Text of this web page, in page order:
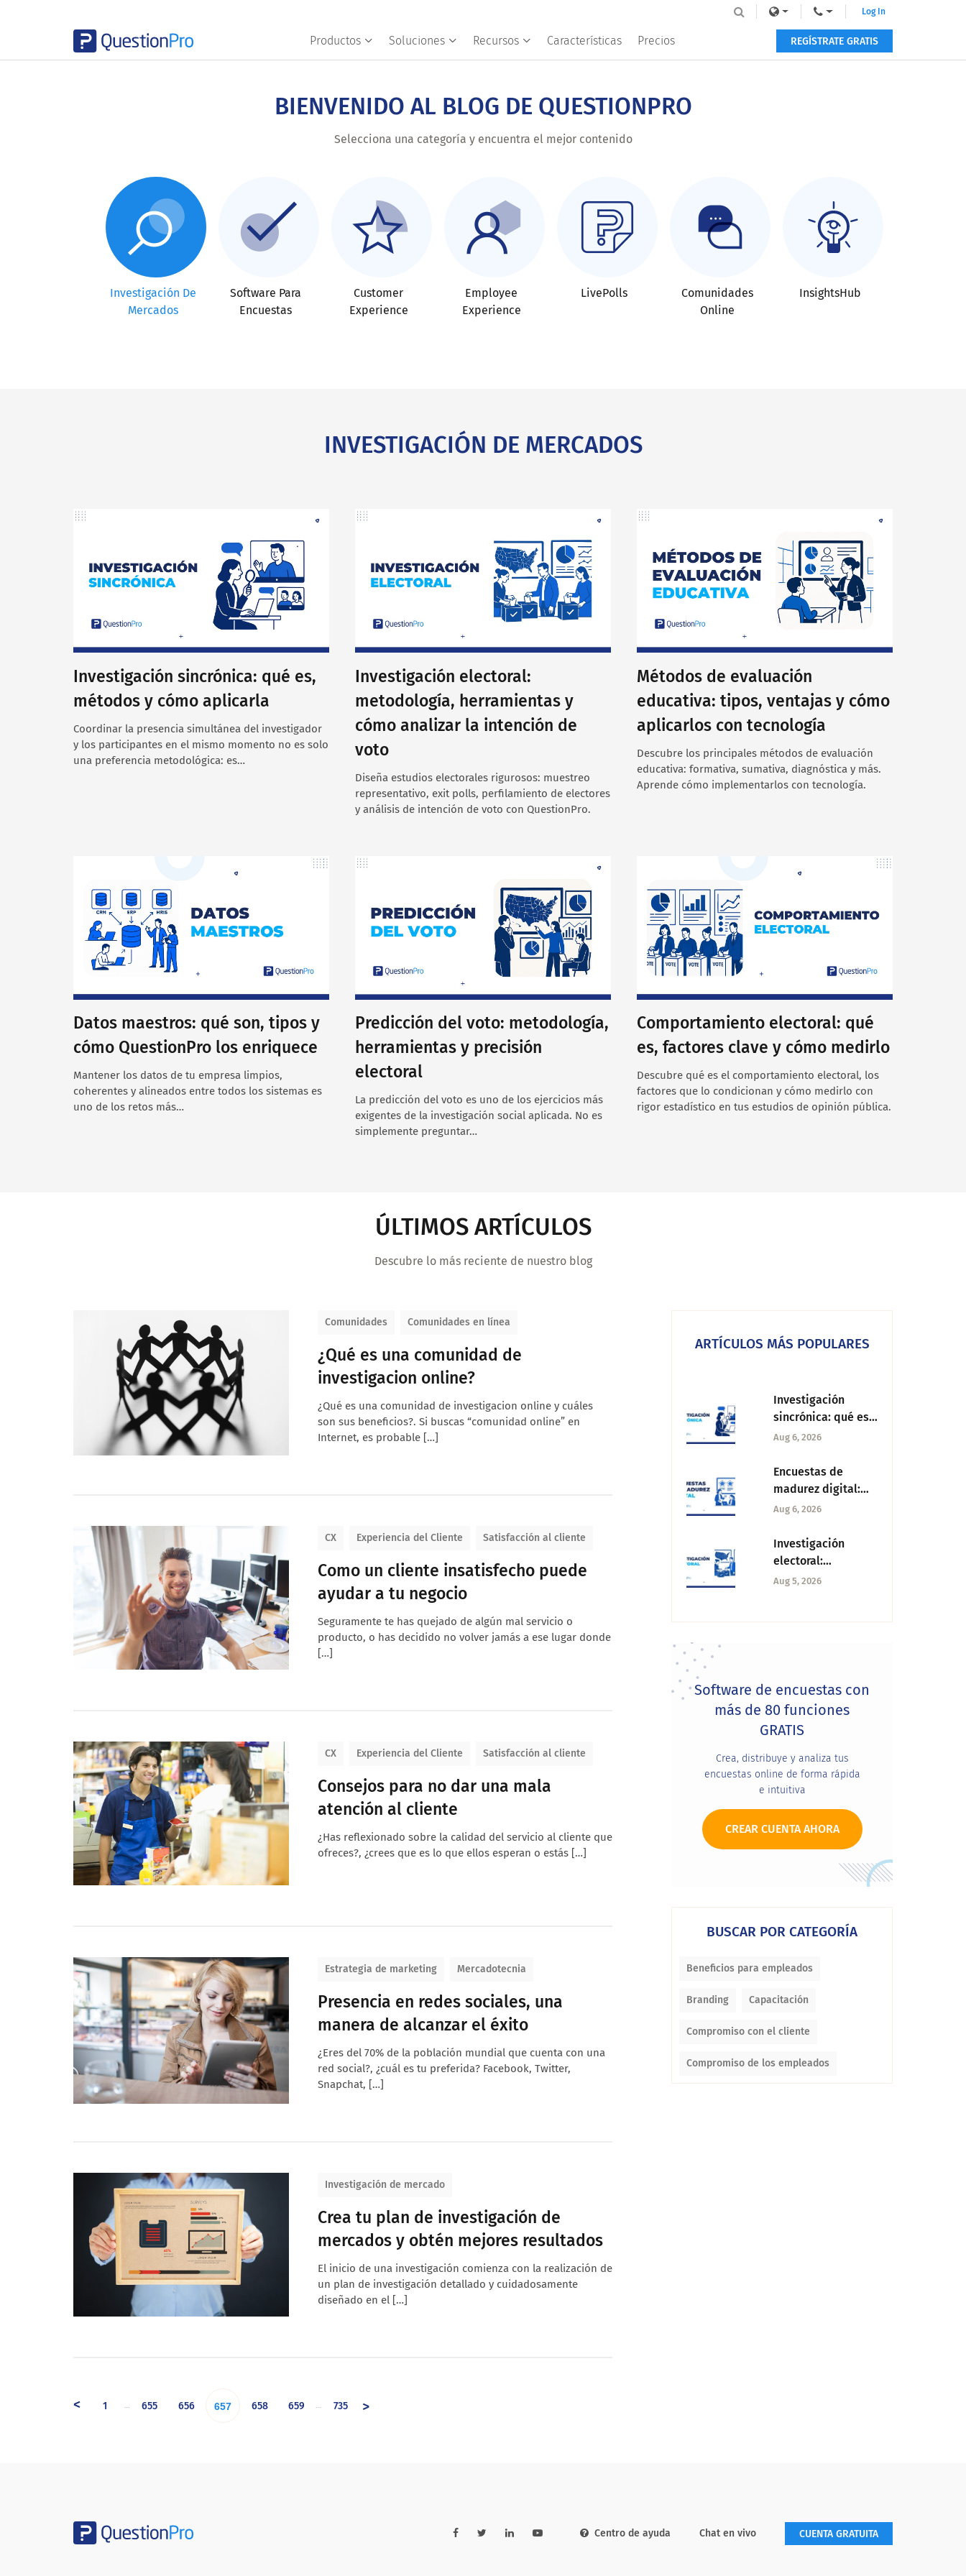
Productos Soluciones Recursos Características Precios
Log In
REGÍSTRATE GRATIS
BIENVENIDO AL BLOG DE QUESTIONPRO
Selecciona una categoría y encuentra el mejor contenido
Investigación De
Mercados
Software Para
Encuestas
Customer
Experience
Employee
Experience
LivePolls
Comunidades
Online
InsightsHub
INVESTIGACIÓN DE MERCADOS
Investigación sincrónica: qué es,
métodos y cómo aplicarla
Coordinar la presencia simultánea del investigador
y los participantes en el mismo momento no es solo
una preferencia metodológica: es…
Investigación electoral:
metodología, herramientas y
cómo analizar la intención de
voto
Diseña estudios electorales rigurosos: muestreo
representativo, exit polls, perfilamiento de electores
y análisis de intención de voto con QuestionPro.
Métodos de evaluación
educativa: tipos, ventajas y cómo
aplicarlos con tecnología
Descubre los principales métodos de evaluación
educativa: formativa, sumativa, diagnóstica y más.
Aprende cómo implementarlos con tecnología.
Datos maestros: qué son, tipos y
cómo QuestionPro los enriquece
Mantener los datos de tu empresa limpios,
coherentes y alineados entre todos los sistemas es
uno de los retos más…
Predicción del voto: metodología,
herramientas y precisión
electoral
La predicción del voto es uno de los ejercicios más
exigentes de la investigación social aplicada. No es
simplemente preguntar…
Comportamiento electoral: qué
es, factores clave y cómo medirlo
Descubre qué es el comportamiento electoral, los
factores que lo condicionan y cómo medirlo con
rigor estadístico en tus estudios de opinión pública.
ÚLTIMOS ARTÍCULOS
Descubre lo más reciente de nuestro blog
Comunidades Comunidades en línea
¿Qué es una comunidad de
investigacion online?
¿Qué es una comunidad de investigacion online y cuáles
son sus beneficios?. Si buscas “comunidad online” en
Internet, es probable […]
CX Experiencia del Cliente Satisfacción al cliente
Como un cliente insatisfecho puede
ayudar a tu negocio
Seguramente te has quejado de algún mal servicio o
producto, o has decidido no volver jamás a ese lugar donde
[…]
CX Experiencia del Cliente Satisfacción al cliente
Consejos para no dar una mala
atención al cliente
¿Has reflexionado sobre la calidad del servicio al cliente que
ofreces?, ¿crees que es lo que ellos esperan o estás […]
Estrategia de marketing Mercadotecnia
Presencia en redes sociales, una
manera de alcanzar el éxito
¿Eres del 70% de la población mundial que cuenta con una
red social?, ¿cuál es tu preferida? Facebook, Twitter,
Snapchat, […]
Investigación de mercado
Crea tu plan de investigación de
mercados y obtén mejores resultados
El inicio de una investigación comienza con la realización de
un plan de investigación detallado y cuidadosamente
diseñado en el […]
< 1 … 655 656 657 658 659 … 735 >
ARTÍCULOS MÁS POPULARES
Investigación
sincrónica: qué es,
métodos y cómo
Aug 6, 2026
Encuestas de
madurez digital:
qué son,
y cómo aplicarlas
Aug 6, 2026
Investigación
electoral:
metodología,
Aug 5, 2026
Software de encuestas con
más de 80 funciones
GRATIS
Crea, distribuye y analiza tus
encuestas online de forma rápida
e intuitiva
CREAR CUENTA AHORA
BUSCAR POR CATEGORÍA
Beneficios para empleados
Branding Capacitación
Compromiso con el cliente
Compromiso de los empleados
Centro de ayuda Chat en vivo CUENTA GRATUITA